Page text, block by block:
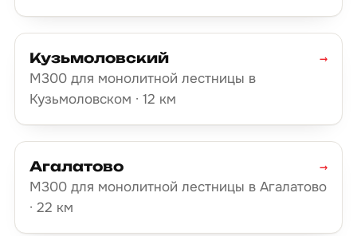
Кузьмоловский
М300 для монолитной лестницы в
Кузьмоловском · 12 км
→
Агалатово
М300 для монолитной лестницы в Агалатово
· 22 км
→